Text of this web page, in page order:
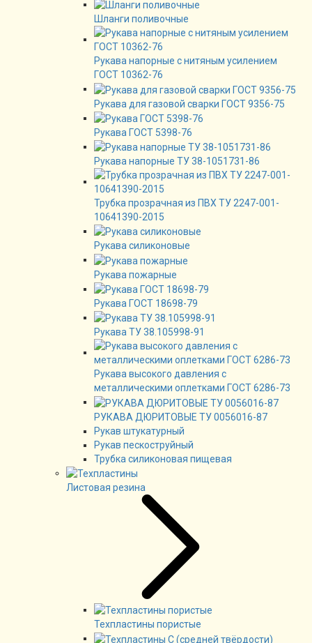
Шланги поливочные
Рукава напорные с нитяным усилением
ГОСТ 10362-76
Рукава для газовой сварки ГОСТ 9356-75
Рукава ГОСТ 5398-76
Рукава напорные ТУ 38-1051731-86
Трубка прозрачная из ПВХ ТУ 2247-001-
10641390-2015
Рукава силиконовые
Рукава пожарные
Рукава ГОСТ 18698-79
Рукава ТУ 38.105998-91
Рукава высокого давления с
металлическими оплетками ГОСТ 6286-73
РУКАВА ДЮРИТОВЫЕ ТУ 0056016-87
Рукав штукатурный
Рукав пескоструйный
Трубка силиконовая пищевая
Листовая резина
Техпластины пористые